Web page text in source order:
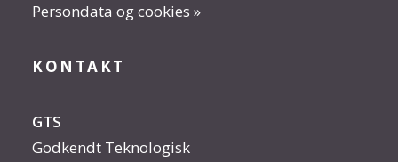
Persondata og cookies »
KONTAKT
GTS
Godkendt Teknologisk